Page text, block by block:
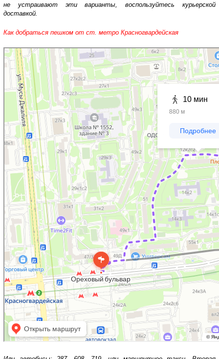
не устраивают эти варианты, воспользуйтесь курьерской
доставкой.
Как добраться пешком от ст. метро Красногвардейская